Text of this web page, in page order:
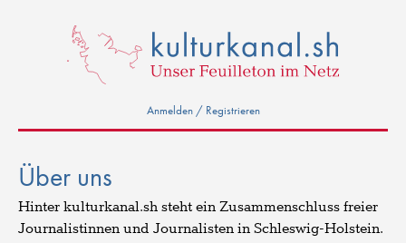
Anmelden / Registrieren
Über uns
Hinter kulturkanal.sh steht ein Zusammenschluss freier
Journalistinnen und Journalisten in Schleswig-Holstein.